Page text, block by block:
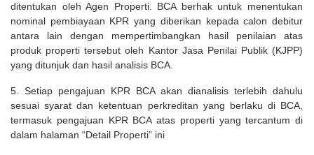
ditentukan oleh Agen Properti. BCA berhak untuk menentukan
nominal pembiayaan KPR yang diberikan kepada calon debitur
antara lain dengan mempertimbangkan hasil penilaian atas
produk properti tersebut oleh Kantor Jasa Penilai Publik (KJPP)
yang ditunjuk dan hasil analisis BCA.
5. Setiap pengajuan KPR BCA akan dianalisis terlebih dahulu
sesuai syarat dan ketentuan perkreditan yang berlaku di BCA,
termasuk pengajuan KPR BCA atas properti yang tercantum di
dalam halaman “Detail Properti” ini